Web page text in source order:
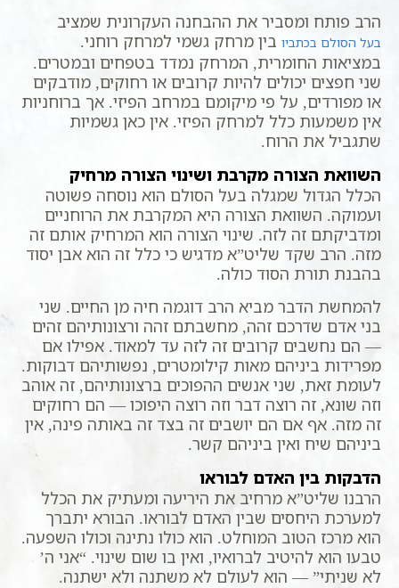
הרב פותח ומסביר את ההבחנה העקרונית שמציב
בעל הסולם בכתביו בין מרחק גשמי למרחק רוחני.
במציאות החומרית, המרחק נמדד בטפחים ובמטרים.
שני חפצים יכולים להיות קרובים או רחוקים, מודבקים
או מפורדים, על פי מיקומם במרחב הפיזי. אך ברוחניות
אין משמעות כלל למרחק הפיזי. אין כאן גשמיות
שתגביל את הרוח.
השוואת הצורה מקרבת ושינוי הצורה מרחיק
הכלל הגדול שמגלה בעל הסולם הוא נוסחה פשוטה
ועמוקה. השוואת הצורה היא המקרבת את הרוחניים
ומדביקתם זה לזה. שינוי הצורה הוא המרחיק אותם זה
מזה. הרב שקד שליט”א מדגיש כי כלל זה הוא אבן יסוד
בהבנת תורת הסוד כולה.
להמחשת הדבר מביא הרב דוגמה חיה מן החיים. שני
בני אדם שדרכם זהה, מחשבתם זהה ורצונותיהם זהים
— הם נחשבים קרובים זה לזה עד למאוד. אפילו אם
מפרידות ביניהם מאות קילומטרים, נפשותיהם דבוקות.
לעומת זאת, שני אנשים ההפוכים ברצונותיהם, זה אוהב
וזה שונא, זה רוצה דבר וזה רוצה היפוכו — הם רחוקים
זה מזה. אף אם הם יושבים זה בצד זה באותה פינה, אין
ביניהם שיח ואין ביניהם קשר.
הדבקות בין האדם לבוראו
הרבנו שליט”א מרחיב את היריעה ומעתיק את הכלל
למערכת היחסים שבין האדם לבוראו. הבורא יתברך
הוא מרכז הטוב המוחלט. הוא כולו נתינה וכולו השפעה.
טבעו הוא להיטיב לברואיו, ואין בו שום שינוי. “אני ה’
לא שניתי” — הוא לעולם לא משתנה ולא ישתנה.